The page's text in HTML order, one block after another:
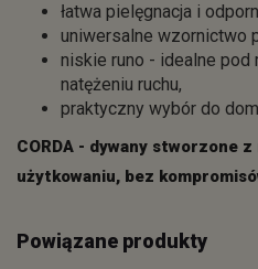
łatwa pielęgnacja i
uniwersalne wzornictwo
niskie runo - idealne pod
natężeniu ruchu,
praktyczny wybór do
CORDA - dywany stworzone
użytkowaniu, bez
Powiązane produkty